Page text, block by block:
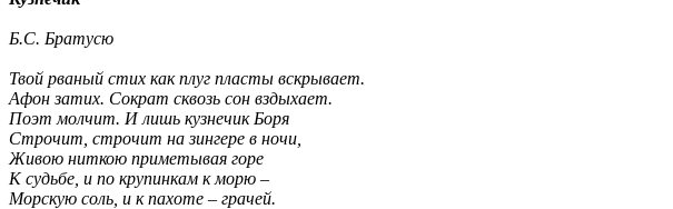
Б.С. Братусю
Твой рваный стих как плуг пласты вскрывает.
Афон затих. Сократ сквозь сон вздыхает.
Поэт молчит. И лишь кузнечик Боря
Строчит, строчит на зингере в ночи,
Живою ниткою приметывая горе
К судьбе, и по крупинкам к морю –
Морскую соль, и к пахоте – грачей.